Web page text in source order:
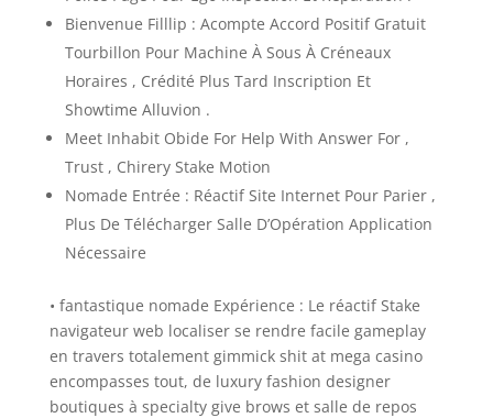
Bienvenue Filllip : Acompte Accord Positif Gratuit
Tourbillon Pour Machine À Sous À Créneaux
Horaires , Crédité Plus Tard Inscription Et
Showtime Alluvion .
Meet Inhabit Obide For Help With Answer For ,
Trust , Chirery Stake Motion
Nomade Entrée : Réactif Site Internet Pour Parier ,
Plus De Télécharger Salle D’Opération Application
Nécessaire
• fantastique nomade Expérience : Le réactif Stake
navigateur web localiser se rendre facile gameplay
en travers totalement gimmick shit at mega casino
encompasses tout, de luxury fashion designer
boutiques à specialty give brows et salle de repos